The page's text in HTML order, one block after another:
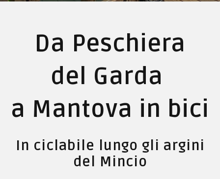
Da Peschiera
del Garda
a Mantova in bici
In ciclabile lungo gli argini
del Mincio